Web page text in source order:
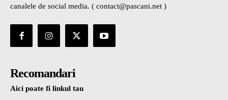
canalele de social media. ( contact@pascani.net )
Recomandari
Aici poate fi linkul tau